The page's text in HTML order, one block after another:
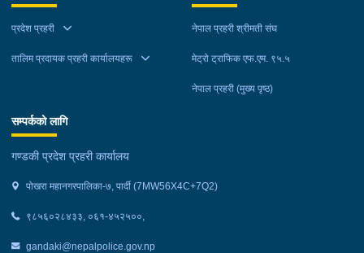
प्रदेश प्रहरी
तालिम प्रदायक प्रहरी कार्यालयहरू
नेपाल प्रहरी श्रीमती संघ
मेट्रो ट्राफिक एफ.एम. ९५.५
नेपाल प्रहरी (मुख्य पृष्ठ)
सम्पर्कको लागि
गण्डकी प्रदेश प्रहरी कार्यालय
पोखरा महानगरपालिका-७, पार्दी (7MW56X4C+7Q2)
९८५६०२८४३३, ०६१-४५२५००,
gandaki@nepalpolice.gov.np